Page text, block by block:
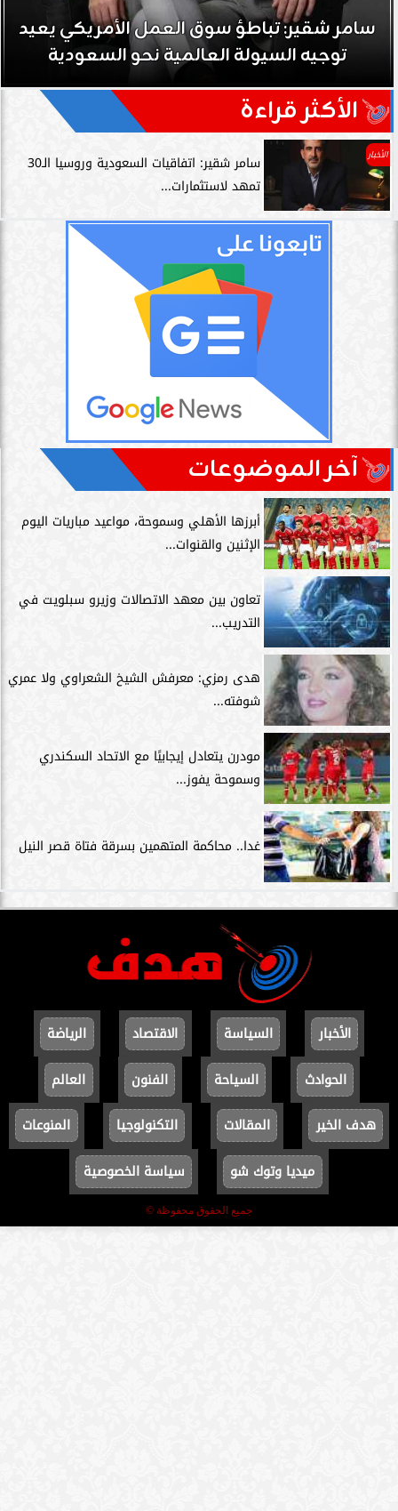
سامر شقير: نمو صناديق الاستثمار الخاصة دليل
حي على نجاح رؤية 2030...
الأكثر قراءة
الأخبار
سامر شقير: اتفاقيات السعودية وروسيا الـ30
تمهد لاستثمارات...
آخر الموضوعات
أبرزها الأهلي وسموحة، مواعيد مباريات اليوم
الإثنين والقنوات...
تعاون بين معهد الاتصالات وزيرو سبلويت في
التدريب...
هدى رمزي: معرفش الشيخ الشعراوي ولا عمري
شوفته...
مودرن يتعادل إيجابيًا مع الاتحاد السكندري
وسموحة يفوز...
غدا.. محاكمة المتهمين بسرقة فتاة قصر النيل
الأخبار السياسة الاقتصاد
الرياضة
الحوادث
السياحة الفنون
العالم
هدف الخير
المقالات التكنولوجيا
المنوعات
ميديا وتوك شو
سياسة الخصوصية
جميع الحقوق محفوظة ©